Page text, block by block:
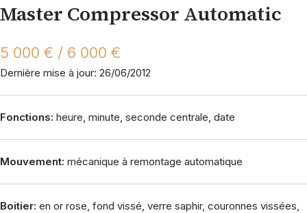
Master Compressor Automatic
5 000 € / 6 000 €
Dernière mise à jour: 26/06/2012
Fonctions: heure, minute, seconde centrale, date
Mouvement: mécanique à remontage automatique
Boitier: en or rose, fond vissé, verre saphir, couronnes vissées,